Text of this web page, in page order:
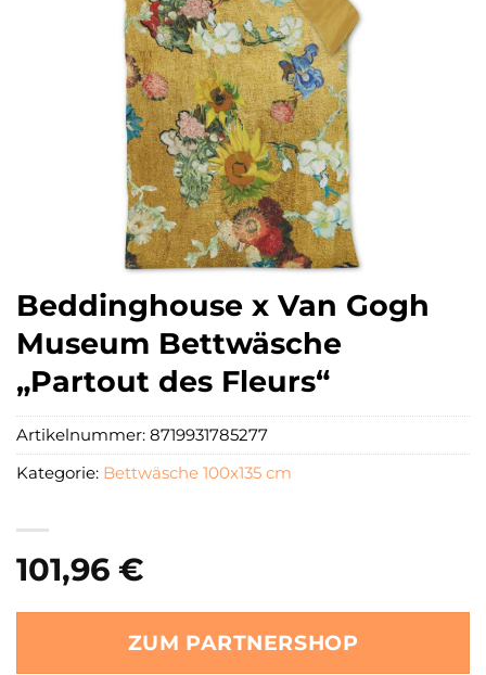
Beddinghouse x Van Gogh
Museum Bettwäsche
„Partout des Fleurs“
101,96 €
ZUM PARTNERSHOP
Artikelnummer: 8719931785277
Kategorie: Bettwäsche 100x135 cm